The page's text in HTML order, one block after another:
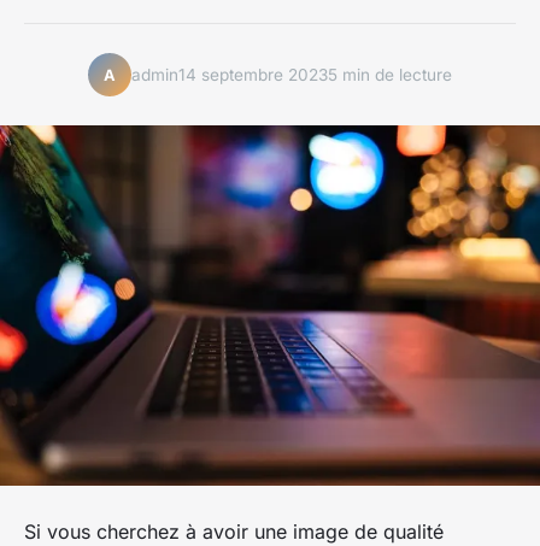
A admin14 septembre 20235 min de lecture
Si vous cherchez à avoir une image de qualité